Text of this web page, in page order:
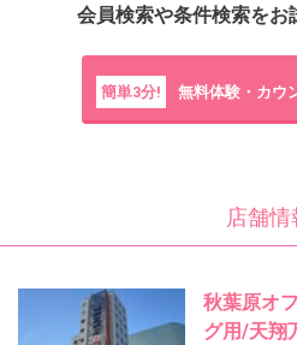
会員検索や条件検索をお
簡単3分! 無料体験・カウ
店舗情
秋葉原オ
グ用/天翔